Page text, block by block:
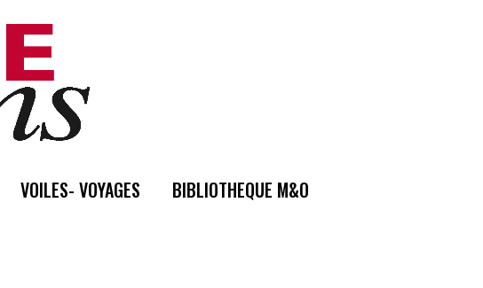
VOILES- VOYAGES BIBLIOTHEQUE M&O